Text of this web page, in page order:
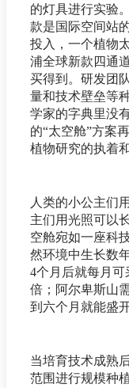
的灯具进行实验
款是国际空间站
投入，一个植物
浦全球新款四通
买得到。研发团
量和技术壁垒等
学家的字典里没
的“太空舱”方案
植物研究的执着
人类的小公主们
主们用光照可以
空舱宛如一座科
然环境中生长数
4个月后就每月
倍；阿尔卑斯山
到六个月就能盛
当培育技术成熟
范围进行规模种